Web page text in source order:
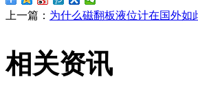
上一篇： 为什么磁翻板液位计在国外如
相关资讯